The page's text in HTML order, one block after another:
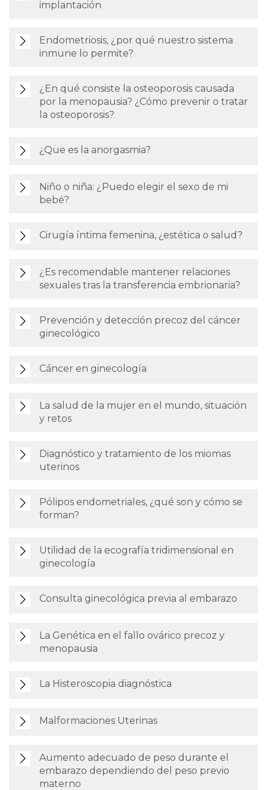
implantación
Endometriosis, ¿por qué nuestro sistema
inmune lo permite?
¿En qué consiste la osteoporosis causada
por la menopausia? ¿Cómo prevenir o tratar
la osteoporosis?
¿Que es la anorgasmia?
Niño o niña: ¿Puedo elegir el sexo de mi
bebé?
Cirugía íntima femenina, ¿estética o salud?
¿Es recomendable mantener relaciones
sexuales tras la transferencia embrionaria?
Prevención y detección precoz del cáncer
ginecológico
Cáncer en ginecología
La salud de la mujer en el mundo, situación
y retos
Diagnóstico y tratamiento de los miomas
uterinos
Pólipos endometriales, ¿qué son y cómo se
forman?
Utilidad de la ecografía tridimensional en
ginecología
Consulta ginecológica previa al embarazo
La Genética en el fallo ovárico precoz y
menopausia
La Histeroscopia diagnóstica
Malformaciones Uterinas
Aumento adecuado de peso durante el
embarazo dependiendo del peso previo
materno